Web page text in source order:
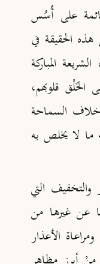
على أُسُس
الحقيقة في
المباركة
قلوبهم،
خلاف السماحة
ما لا يخلص به
التي
عن غيرها من
الأعذار